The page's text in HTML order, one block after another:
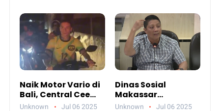
Sendiri
Naik Motor Vario di
Bali, Central Cee
Bikin Heboh Netizen
Unknown Jul 06 2025
Dinas Sosial
Makassar
Paparkan
Unknown Jul 06 2025